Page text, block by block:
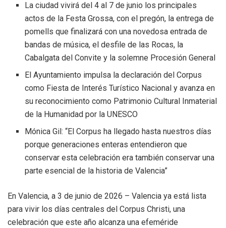
La ciudad vivirá del 4 al 7 de junio los principales
actos de la Festa Grossa, con el pregón, la entrega de
pomells que finalizará con una novedosa entrada de
bandas de música, el desfile de las Rocas, la
Cabalgata del Convite y la solemne Procesión General
El Ayuntamiento impulsa la declaración del Corpus
como Fiesta de Interés Turístico Nacional y avanza en
su reconocimiento como Patrimonio Cultural Inmaterial
de la Humanidad por la UNESCO
Mónica Gil: “El Corpus ha llegado hasta nuestros días
porque generaciones enteras entendieron que
conservar esta celebración era también conservar una
parte esencial de la historia de Valencia”
En Valencia, a 3 de junio de 2026 – Valencia ya está lista
para vivir los días centrales del Corpus Christi, una
celebración que este año alcanza una efeméride